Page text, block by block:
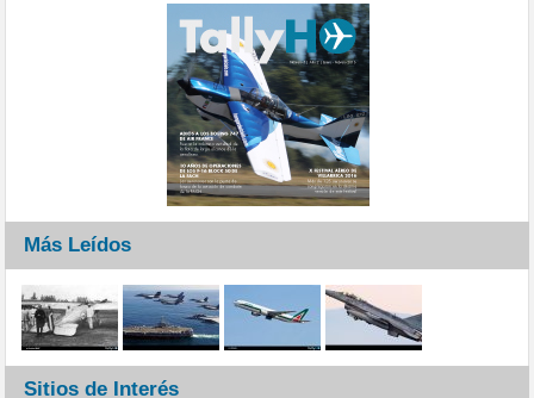
Más Leídos
Sitios de Interés